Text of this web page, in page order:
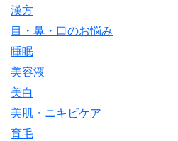
漢方
目・鼻・口のお悩み
睡眠
美容液
美白
美肌・ニキビケア
育毛